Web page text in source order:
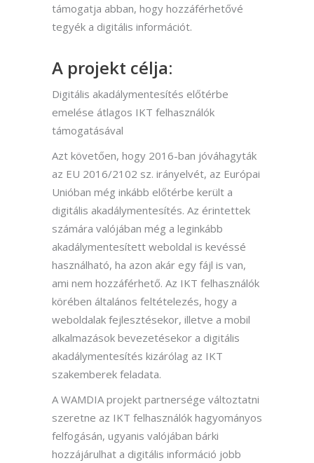
támogatja abban, hogy hozzáférhetővé
tegyék a digitális információt.
A projekt célja:
Digitális akadálymentesítés előtérbe
emelése átlagos IKT felhasználók
támogatásával
Azt követően, hogy 2016-ban jóváhagyták
az EU 2016/2102 sz. irányelvét, az Európai
Unióban még inkább előtérbe került a
digitális akadálymentesítés. Az érintettek
számára valójában még a leginkább
akadálymentesített weboldal is kevéssé
használható, ha azon akár egy fájl is van,
ami nem hozzáférhető. Az IKT felhasználók
körében általános feltételezés, hogy a
weboldalak fejlesztésekor, illetve a mobil
alkalmazások bevezetésekor a digitális
akadálymentesítés kizárólag az IKT
szakemberek feladata.
A WAMDIA projekt partnersége változtatni
szeretne az IKT felhasználók hagyományos
felfogásán, ugyanis valójában bárki
hozzájárulhat a digitális információ jobb